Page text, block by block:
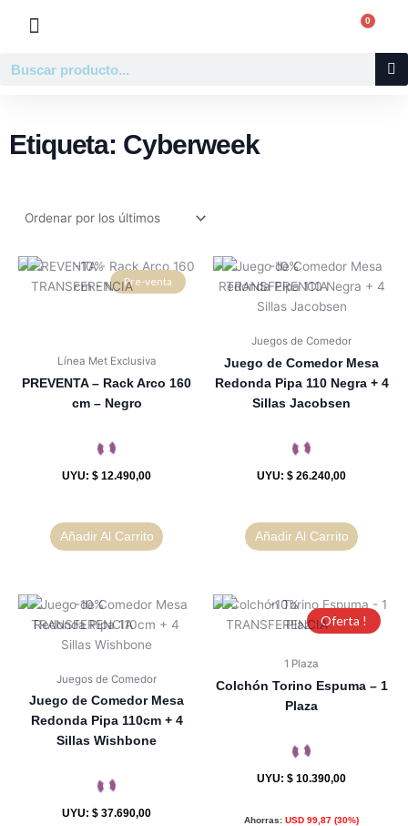
0
Buscar
Etiqueta: Cyberweek
Pre-venta
Línea Met Exclusiva
PREVENTA – Rack Arco 160
cm – Negro
UYU: $ 12.490,00
Añadir Al Carrito
Juegos de Comedor
Juego de Comedor Mesa
Redonda Pipa 110 Negra + 4
Sillas Jacobsen
UYU: $ 26.240,00
Añadir Al Carrito
Juegos de Comedor
Juego de Comedor Mesa
Redonda Pipa 110cm + 4
Sillas Wishbone
UYU: $ 37.690,00
Oferta !
1 Plaza
Colchón Torino Espuma – 1
Plaza
UYU: $ 10.390,00
Ahorras: USD 99,87 (30%)